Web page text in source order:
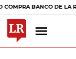
BANCO DE LA